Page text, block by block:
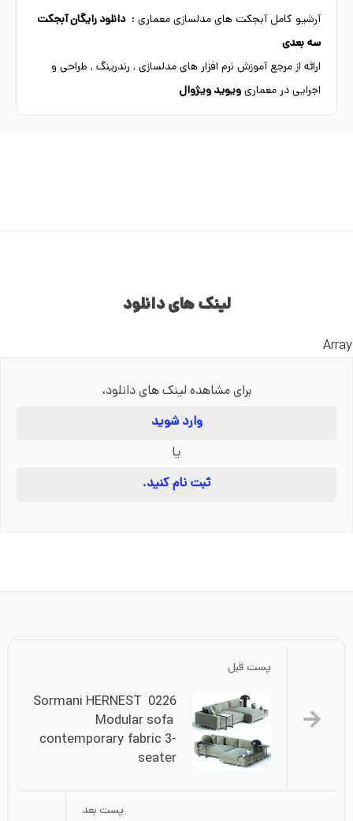
آرشیو کامل آبجکت های مدلسازی معماری :دانلود رایگان آبجکت
سه بعدی
ارائه از مرجع آموزش نرم افزار های مدلسازی , رندرینگ , طراحی و
اجرایی در معماریویوید ویژوال
لینک های دانلود
Array
برای مشاهده لینک های دانلود،
وارد شوید
یا
ثبت نام کنید.
پست قبل
0226 Sormani HERNEST
Modular sofa
contemporary fabric 3-
seater
پست بعد